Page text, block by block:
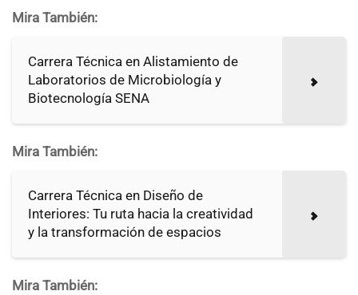
Mira También:
Carrera Técnica en Alistamiento de
Laboratorios de Microbiología y
Biotecnología SENA
Mira También:
Carrera Técnica en Diseño de
Interiores: Tu ruta hacia la creatividad
y la transformación de espacios
Mira También: